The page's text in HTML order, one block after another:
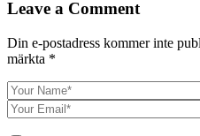
Leave a Comment
Din e-postadress kommer inte
märkta *